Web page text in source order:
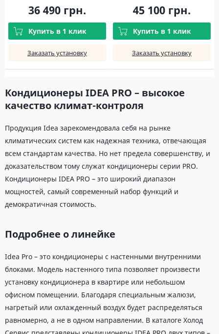
36 490 грн.
Купить в 1 клик
Заказать установку
45 100 грн.
Купить в 1 клик
Заказать установку
Кондиционеры IDEA PRO – высокое
качество климат-контроля
Продукция Idea зарекомендовала себя на рынке
климатических систем как надежная техника, отвечающая
всем стандартам качества. Но нет предела совершенству, и
доказательством тому служат кондиционеры серии PRO.
Кондиционеры IDEA PRO – это широкий диапазон
мощностей, самый современный набор функций и
демократичная стоимость.
Подробнее о линейке
Idea Pro – это кондиционеры с настенными внутренними
блоками. Модель настенного типа позволяет произвести
установку кондиционера в квартире или небольшом
офисном помещении. Благодаря специальным жалюзи,
нагретый или охлажденный воздух будет распределяться
равномерно, а не в одном направлении. В каталоге Холод